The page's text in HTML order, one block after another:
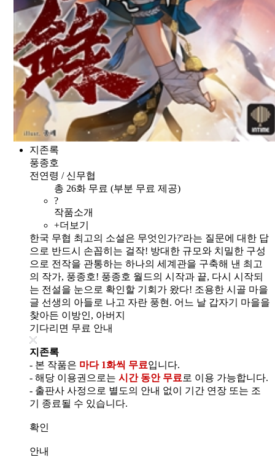
지존록
풍종호
전연령 / 신무협
총 26화 무료 (부분 무료 제공)
?
작품소개
+더보기
한국 무협 최고의 소설은 무엇인가?'라는 질문에 대한 답
으로 반드시 손꼽히는 걸작! 방대한 규모와 치밀한 구성
으로 전작을 관통하는 하나의 세계관을 구축해 낸 최고
의 작가, 풍종호! 풍종호 월드의 시작과 끝, 다시 시작되
는 전설을 눈으로 확인할 기회가 왔다! 조용한 시골 마을
글 선생의 아들로 나고 자란 풍현. 어느 날 갑자기 마을을
찾아든 이방인, 아버지
기다리면 무료 안내
지존록
- 본 작품은 마다 1화씩 무료입니다.
- 해당 이용권으로는 시간 동안 무료 로 이용 가능합니다.
- 출판사 사정으로 별도의 안내 없이 기간 연장 또는 조
기 종료될 수 있습니다.
확인
안내